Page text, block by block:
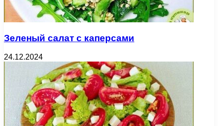
Зеленый салат с каперсами
24.12.2024